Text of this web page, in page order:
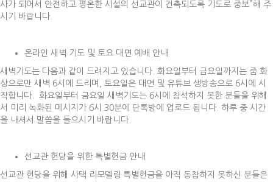
사가 되어서 안전하고 평온한 시설의 선교관이 건축되도록 기도로 중보”해 주
시기 바랍니다.
온라인 새벽 기도 및 토요 대면 예배 안내
새벽기도는 다음과 같이 드려지고 있습니다. 화요일부터 금요일까지는 줌 화
상으로만 새벽 6시에 드리며, 토요일은 대면 및 유튜브 생방송으로 6시에 시
작합니다. 화요일부터 금요일 새벽기도는 6시에 참석하지 못한 분들을 위해
서 미리 녹화된 메시지가 6시 30분에 단톡방에 업로드 됩니다. 하루 중 시간
을 내셔서 말씀을 들으시기 바랍니다.
선교관 헌당을 위한 특별헌금 안내
선교관 헌당을 위해 사택 리모델링 특별헌금을 아직 동참하지 못하신 분들은